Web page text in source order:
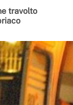
travolto